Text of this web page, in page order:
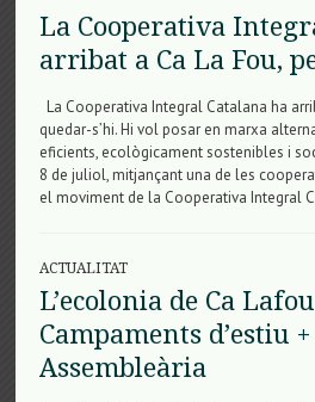
La Cooperativa
arribat a Ca La Fou,
La Cooperativa Integral Catalana ha
quedar-s’hi. Hi vol posar en marxa
eficients, ecològicament sostenibles i
8 de juliol, mitjançant una de les
el moviment de la Cooperativa Integral
ACTUALITAT
L’ecolonia de Ca
Campaments d’estiu
Assembleària